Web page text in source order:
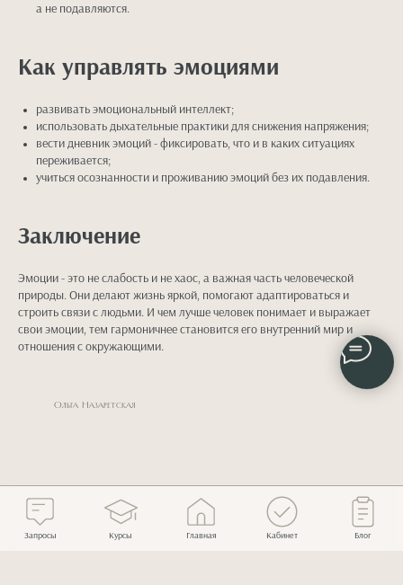
Запросы Курсы Главная Кабинет Блог
а не подавляются.
Как управлять эмоциями
развивать эмоциональный интеллект;
использовать дыхательные практики для снижения напряжения;
вести дневник эмоций - фиксировать, что и в каких ситуациях
переживается;
учиться осознанности и проживанию эмоций без их подавления.
Заключение
Эмоции - это не слабость и не хаос, а важная часть человеческой
природы. Они делают жизнь яркой, помогают адаптироваться и
строить связи с людьми. И чем лучше человек понимает и выражает
свои эмоции, тем гармоничнее становится его внутренний мир и
отношения с окружающими.
Ольга Назаретская